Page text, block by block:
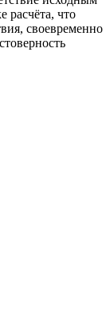
расчёта, что
своевременно